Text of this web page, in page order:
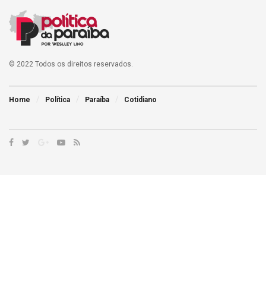
© 2022 Todos os direitos reservados.
Home Política Paraíba Cotidiano